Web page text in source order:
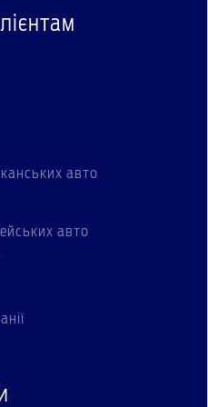
авто
авто